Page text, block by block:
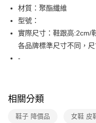
１．簡單：不需註冊會員、不
３．安心：先確認商品／服務後
【「AFTEE先享後付」結帳流程
１．於結帳方式選擇「AFTEE
結帳頁面，進行簡訊認證並確
※ 請注意：結帳手續完成當下
購買商品的店家。未經商家同
後付繳納相關費用。
全家取貨付款
免運費
付款後7-11取貨
免運費
材質：聚酯纖維
型號：
實際尺寸：鞋跟高
各品牌標準尺寸不同，
-
相關分類
鞋子 降價品 女鞋 皮